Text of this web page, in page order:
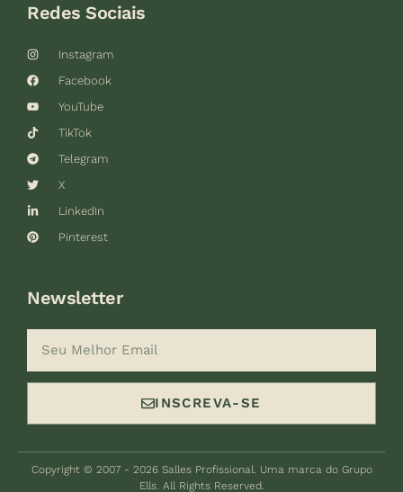
Redes Sociais
Instagram
Facebook
YouTube
TikTok
Telegram
X
LinkedIn
Pinterest
Newsletter
INSCREVA-SE
Copyright © 2007 - 2026 Salles Profissional. Uma marca do Grupo
Ells. All Rights Reserved.